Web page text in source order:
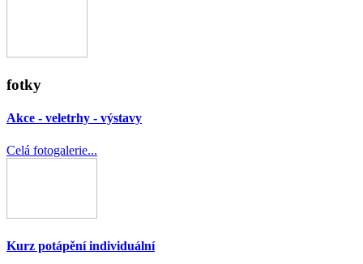
fotky
Akce - veletrhy - výstavy
Celá fotogalerie...
Kurz potápění individuální